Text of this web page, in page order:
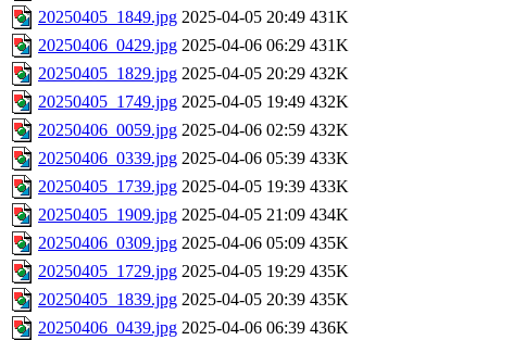
20250405_1849.jpg 2025-04-05 20:49 431K
20250406_0429.jpg 2025-04-06 06:29 431K
20250405_1829.jpg 2025-04-05 20:29 432K
20250405_1749.jpg 2025-04-05 19:49 432K
20250406_0059.jpg 2025-04-06 02:59 432K
20250406_0339.jpg 2025-04-06 05:39 433K
20250405_1739.jpg 2025-04-05 19:39 433K
20250405_1909.jpg 2025-04-05 21:09 434K
20250406_0309.jpg 2025-04-06 05:09 435K
20250405_1729.jpg 2025-04-05 19:29 435K
20250405_1839.jpg 2025-04-05 20:39 435K
20250406_0439.jpg 2025-04-06 06:39 436K